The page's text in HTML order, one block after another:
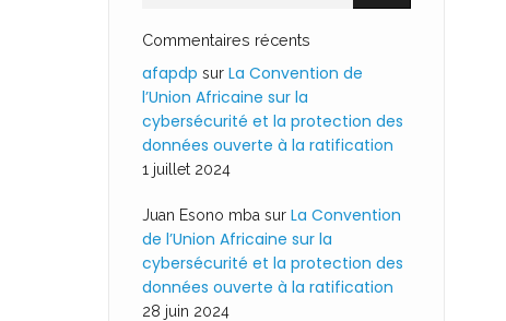
Commentaires récents
afapdp sur La Convention de
l’Union Africaine sur la
cybersécurité et la protection des
données ouverte à la ratification
1 juillet 2024
Juan Esono mba sur La Convention
de l’Union Africaine sur la
cybersécurité et la protection des
données ouverte à la ratification
28 juin 2024